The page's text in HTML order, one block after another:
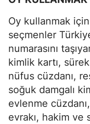
Oy kullanmak
seçmenler
numarasını
kimlik kartı,
nüfus cüzdanı,
soğuk damgalı
evlenme
evrakı, hakim ve